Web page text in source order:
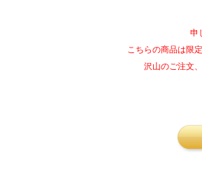
申
こちらの商品は限
沢山のご注文